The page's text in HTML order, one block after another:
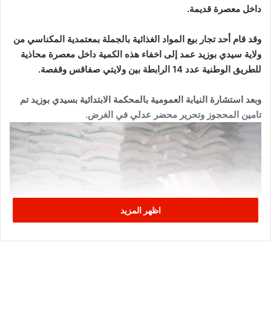
داخل معصرة قديمة.
وقد قام أحد تجار بيع المواد الغذائية بالجملة بمعتمدية المكناسي من
ولاية سيدي بوزيد عمد إلى اخفاء هذه الكمية داخل معصرة محاذية
للطريق الوطنية عدد 14 الرابطة بين ولايتي صفاقس وقفصة.
وبعد استشارة النيابة العمومية بالمحكمة الابتدائية بسيدي بوزيد تم
تامين المحجوز وتحرير محضر عدلي في الغرض.
اظهر المزيد